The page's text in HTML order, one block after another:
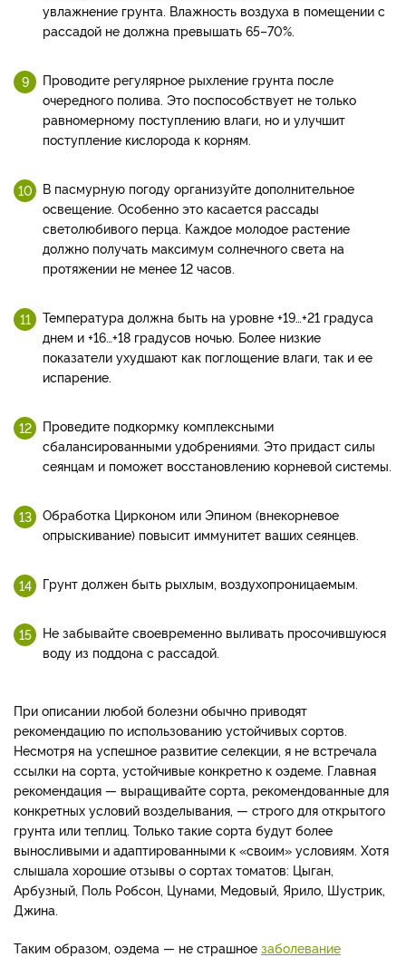
увлажнение грунта. Влажность воздуха в помещении с
рассадой не должна превышать 65–70%.
Проводите регулярное рыхление грунта после
очередного полива. Это поспособствует не только
равномерному поступлению влаги, но и улучшит
поступление кислорода к корням.
В пасмурную погоду организуйте дополнительное
освещение. Особенно это касается рассады
светолюбивого перца. Каждое молодое растение
должно получать максимум солнечного света на
протяжении не менее 12 часов.
Температура должна быть на уровне +19…+21 градуса
днем и +16…+18 градусов ночью. Более низкие
показатели ухудшают как поглощение влаги, так и ее
испарение.
Проведите подкормку комплексными
сбалансированными удобрениями. Это придаст силы
сеянцам и поможет восстановлению корневой системы.
Обработка Цирконом или Эпином (внекорневое
опрыскивание) повысит иммунитет ваших сеянцев.
Грунт должен быть рыхлым, воздухопроницаемым.
Не забывайте своевременно выливать просочившуюся
воду из поддона с рассадой.
При описании любой болезни обычно приводят
рекомендацию по использованию устойчивых сортов.
Несмотря на успешное развитие селекции, я не встречала
ссылки на сорта, устойчивые конкретно к оэдеме. Главная
рекомендация — выращивайте сорта, рекомендованные для
конкретных условий возделывания, — строго для открытого
грунта или теплиц. Только такие сорта будут более
выносливыми и адаптированными к «своим» условиям. Хотя
слышала хорошие отзывы о сортах томатов: Цыган,
Арбузный, Поль Робсон, Цунами, Медовый, Ярило, Шустрик,
Джина.
Таким образом, оэдема — не страшное заболевание